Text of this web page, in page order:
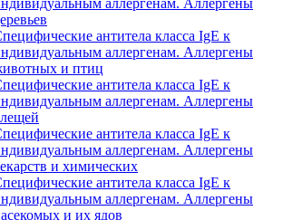
аллергенам. Аллергены
антитела класса IgE к
аллергенам. Аллергены
и птиц
антитела класса IgE к
аллергенам. Аллергены
антитела класса IgE к
аллергенам. Аллергены
и химических
антитела класса IgE к
аллергенам. Аллергены
и их ядов